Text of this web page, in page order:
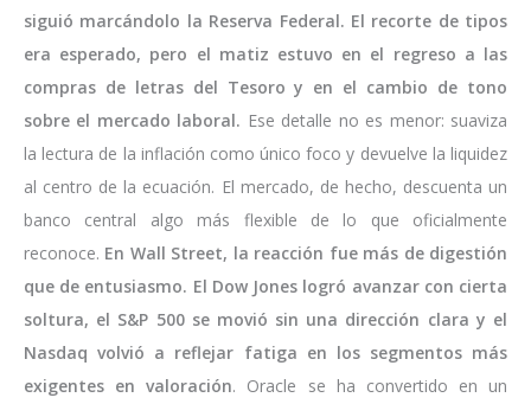
siguió marcándolo la Reserva Federal. El recorte de tipos
era esperado, pero el matiz estuvo en el regreso a las
compras de letras del Tesoro y en el cambio de tono
sobre el mercado laboral. Ese detalle no es menor: suaviza
la lectura de la inflación como único foco y devuelve la liquidez
al centro de la ecuación. El mercado, de hecho, descuenta un
banco central algo más flexible de lo que oficialmente
reconoce. En Wall Street, la reacción fue más de digestión
que de entusiasmo. El Dow Jones logró avanzar con cierta
soltura, el S&P 500 se movió sin una dirección clara y el
Nasdaq volvió a reflejar fatiga en los segmentos más
exigentes en valoración. Oracle se ha convertido en un